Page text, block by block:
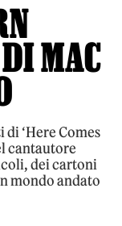
MAC
di ‘Here Comes
cantautore
dei cartoni
mondo andato